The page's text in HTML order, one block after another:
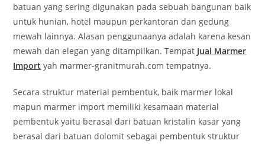
batuan yang sering digunakan pada sebuah bangunan baik
untuk hunian, hotel maupun perkantoran dan gedung
mewah lainnya. Alasan penggunaanya adalah karena kesan
mewah dan elegan yang ditampilkan. Tempat Jual Marmer
Import yah marmer-granitmurah.com tempatnya.
Secara struktur material pembentuk, baik marmer lokal
mapun marmer import memiliki kesamaan material
pembentuk yaitu berasal dari batuan kristalin kasar yang
berasal dari batuan dolomit sebagai pembentuk struktur